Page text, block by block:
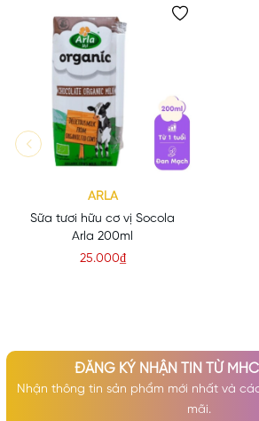
ARLA
Sữa tươi hữu cơ vị Socola
Arla 200ml
25.000₫
ĐĂNG KÝ NHẬN TIN TỪ MHC
Nhận thông tin sản phẩm mới nhất và
mãi.